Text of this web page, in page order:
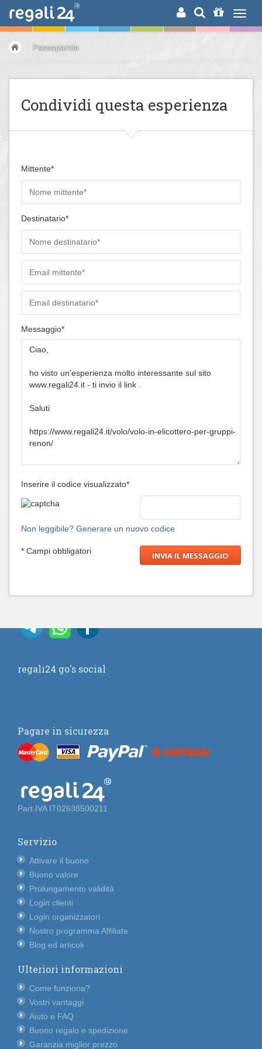
RICERCA
Passaparola
Condividi questa esperienza
Mittente*
Destinatario*
Messaggio*
Inserire il codice visualizzato*
Non leggibile? Generare un nuovo codice
* Campi obbligatori
regali24 go's social
Pagare in sicurezza
Part.IVA IT02638500211
Servizio
Attivare il buono
Buono valore
Prolungamento validità
Login clienti
Login organizzatori
Nostro programma Affiliate
Blog ed articoli
Ulteriori informazioni
Come funziona?
Vostri vantaggi
Aiuto e FAQ
Buono regalo e spedizione
Garanzia miglior prezzo